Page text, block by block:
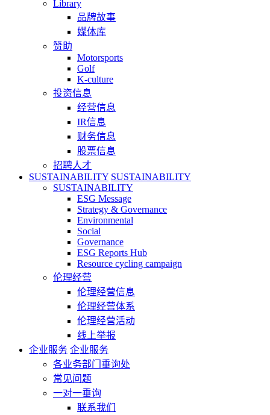
Library
品牌故事
媒体库
赞助
Motorsports
Golf
K-culture
投资信息
经营信息
IR信息
财务信息
股票信息
招聘人才
SUSTAINABILITY SUSTAINABILITY
SUSTAINABILITY
ESG Message
Strategy & Governance
Environmental
Social
Governance
ESG Reports Hub
Resource cycling campaign
伦理经营
伦理经营信息
伦理经营体系
伦理经营活动
线上举报
企业服务 企业服务
各业务部门垂询处
常见问题
一对一垂询
联系我们